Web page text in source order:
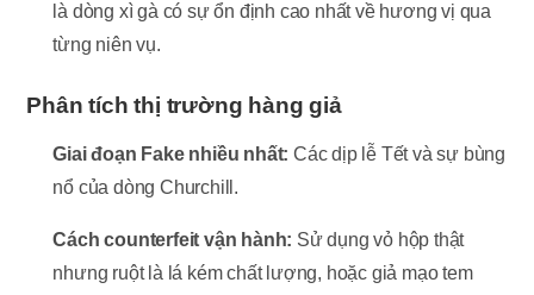
là dòng xì gà có sự ổn định cao nhất về hương vị qua
từng niên vụ.
Phân tích thị trường hàng giả
Giai đoạn Fake nhiều nhất: Các dịp lễ Tết và sự bùng
nổ của dòng Churchill.
Cách counterfeit vận hành: Sử dụng vỏ hộp thật
nhưng ruột là lá kém chất lượng, hoặc giả mạo tem